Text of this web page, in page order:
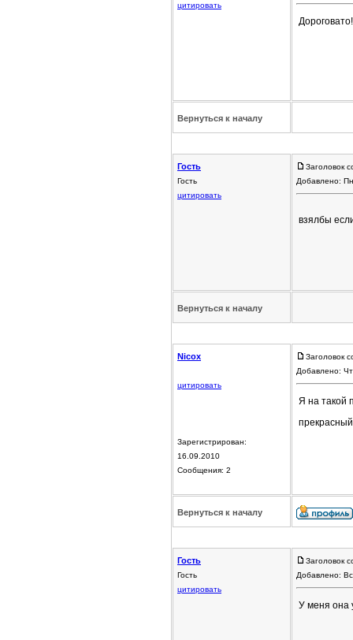
цитировать
Вернуться к началу
Гость
Гость
цитировать
Заголовок
Добавлено:
взялбы
Вернуться к началу
Nicox
цитировать
Зарегистрирован:
16.09.2010
Сообщения: 2
Заголовок
Добавлено:
Я на такой
Вернуться к началу
Гость
Гость
цитировать
Заголовок
Добавлено:
У меня она